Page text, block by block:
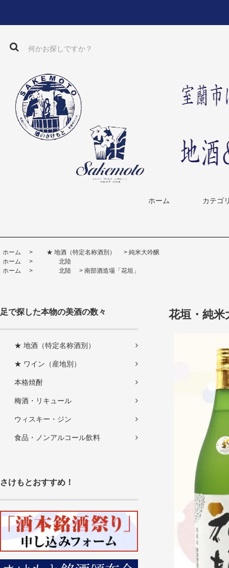
ホーム カテゴ
ホーム > ★ 地酒（特定名称酒別） > 純米大吟醸
ホーム
>
北陸
ホーム
> 北陸 > 南部酒造場「花垣」
足で探した本物の美酒の数々
★ 地酒（特定名称酒別）
★ ワイン（産地別）
本格焼酎
梅酒・リキュール
ウィスキー・ジン
食品・ノンアルコール飲料
さけもとおすすめ！
花垣・純